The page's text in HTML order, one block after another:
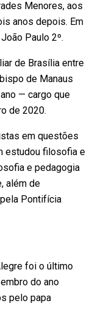
Menores, aos
anos depois. Em
Paulo 2º.
de Brasília entre
de Manaus
— cargo que
de 2020.
em questões
estudou filosofia e
e pedagogia
além de
Pontifícia
foi o último
do ano
pelo papa